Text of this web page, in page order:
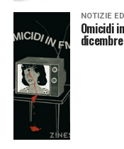
NOTIZIE
Omicidi